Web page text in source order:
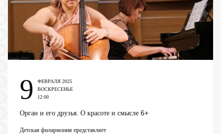
9
ФЕВРАЛЯ 2025
ВОСКРЕСЕНЬЕ
12:00
Орган и его друзья. О красоте и смысле 6+
Детская филармония представляет